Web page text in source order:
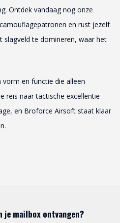
Ontdek vandaag nog onze
en rust jezelf
te domineren, waar het
vorm en functie die alleen
reis naar tactische excellentie
en Broforce Airsoft staat klaar
je mailbox ontvangen?